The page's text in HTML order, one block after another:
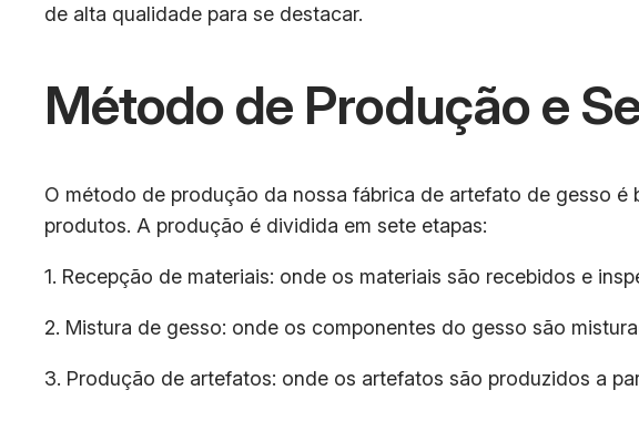
de alta qualidade para se destacar.
Método de Produção e
O método de produção da nossa fábrica de artefato de gesso
produtos. A produção é dividida em sete etapas:
1. Recepção de materiais: onde os materiais são recebidos e
2. Mistura de gesso: onde os componentes do gesso são
3. Produção de artefatos: onde os artefatos são produzidos a